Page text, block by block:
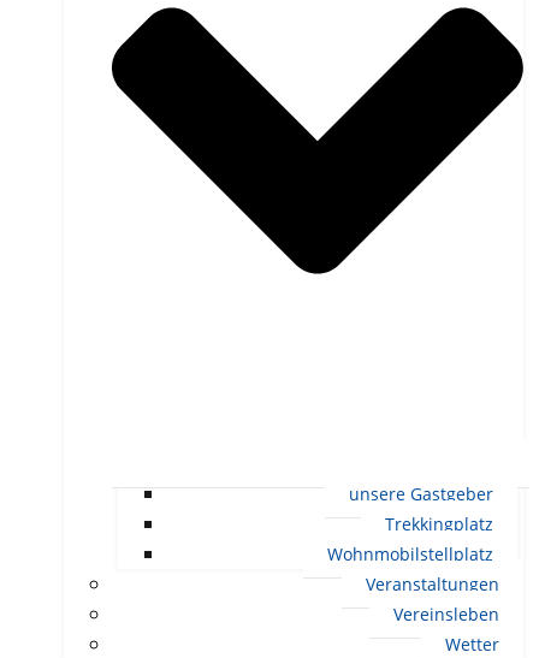
unsere Gastgeber
Trekkingplatz
Wohnmobilstellplatz
Veranstaltungen
Vereinsleben
Wetter